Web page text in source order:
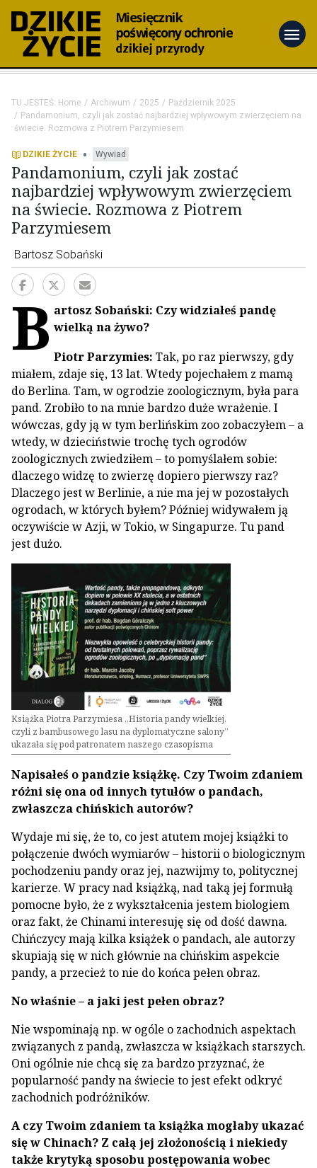
menu
TU JESTEŚ: Home Archiwum 2025
Październik 2025
Pandamonium, czyli jak zostać najbardziej wpływowym zwierzęciem na
świecie. Rozmowa z Piotrem Parzymiesem
DZIKIE ŻYCIE • Wywiad
Pandamonium, czyli jak zostać
najbardziej wpływowym zwierzęciem
na świecie. Rozmowa z Piotrem
Parzymiesem
Bartosz Sobański
B artosz Sobański: Czy widziałeś pandę
wielką na żywo?
Piotr Parzymies: Tak, po raz pierwszy, gdy
miałem, zdaje się, 13 lat. Wtedy pojechałem z mamą
do Berlina. Tam, w ogrodzie zoologicznym, była para
pand. Zrobiło to na mnie bardzo duże wrażenie. I
wówczas, gdy ją w tym berlińskim zoo zobaczyłem – a
wtedy, w dzieciństwie trochę tych ogrodów
zoologicznych zwiedziłem – to pomyślałem sobie:
dlaczego widzę to zwierzę dopiero pierwszy raz?
Dlaczego jest w Berlinie, a nie ma jej w pozostałych
ogrodach, w których byłem? Później widywałem ją
oczywiście w Azji, w Tokio, w Singapurze. Tu pand
jest dużo.
Książka Piotra Parzymiesa „Historia pandy wielkiej,
czyli z bambusowego lasu na dyplomatyczne salony”
ukazała się pod patronatem naszego czasopisma
Napisałeś o pandzie książkę. Czy Twoim zdaniem
różni się ona od innych tytułów o pandach,
zwłaszcza chińskich autorów?
Wydaje mi się, że to, co jest atutem mojej książki to
połączenie dwóch wymiarów – historii o biologicznym
pochodzeniu pandy oraz jej, nazwijmy to, politycznej
karierze. W pracy nad książką, nad taką jej formułą
pomocne było, że z wykształcenia jestem biologiem
oraz fakt, że Chinami interesuję się od dość dawna.
Chińczycy mają kilka książek o pandach, ale autorzy
skupiają się w nich głównie na chińskim aspekcie
pandy, a przecież to nie do końca pełen obraz.
No właśnie – a jaki jest pełen obraz?
Nie wspominają np. w ogóle o zachodnich aspektach
związanych z pandą, zwłaszcza w książkach starszych.
Oni ogólnie nie chcą się za bardzo przyznać, że
popularność pandy na świecie to jest efekt odkryć
zachodnich podróżników.
A czy Twoim zdaniem ta książka mogłaby ukazać
się w Chinach? Z całą jej złożonością i niekiedy
także krytyką sposobu postępowania wobec